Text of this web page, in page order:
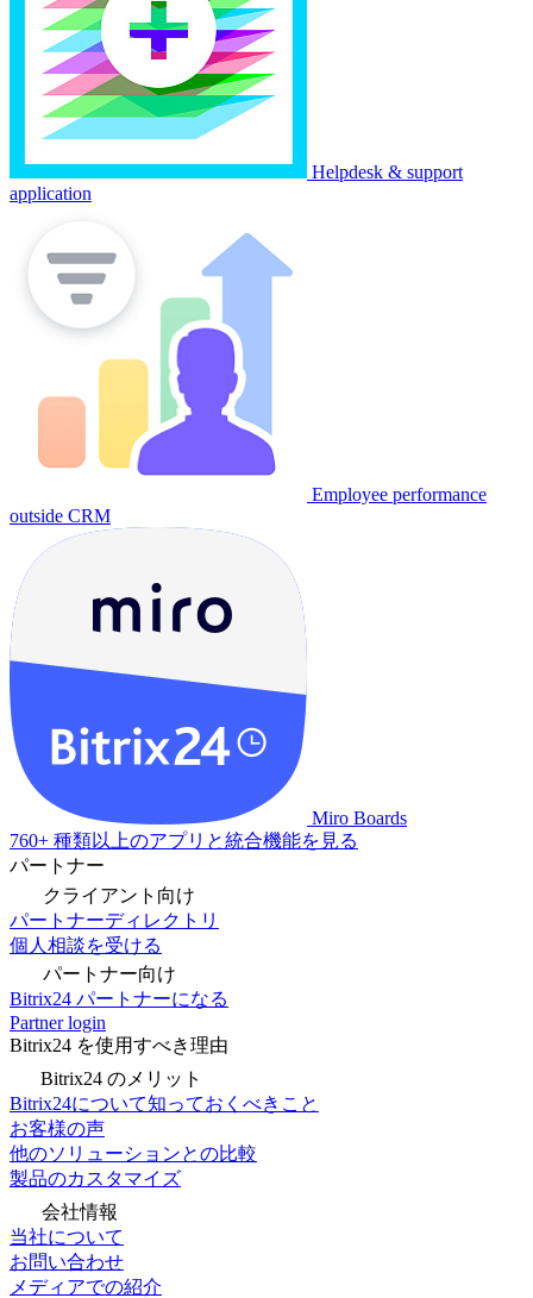
Helpdesk & support
application
Employee performance
outside CRM
Miro Boards
760+ 種類以上のアプリと統合機能を見る
パートナー
クライアント向け
パートナーディレクトリ
個人相談を受ける
パートナー向け
Bitrix24 パートナーになる
Partner login
Bitrix24 を使用すべき理由
Bitrix24 のメリット
Bitrix24について知っておくべきこと
お客様の声
他のソリューションとの比較
製品のカスタマイズ
会社情報
当社について
お問い合わせ
メディアでの紹介